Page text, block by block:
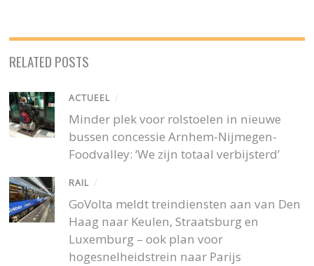
RELATED POSTS
ACTUEEL /
Minder plek voor rolstoelen in nieuwe
bussen concessie Arnhem-Nijmegen-
Foodvalley: ‘We zijn totaal verbijsterd’
RAIL /
GoVolta meldt treindiensten aan van Den
Haag naar Keulen, Straatsburg en
Luxemburg – ook plan voor
hogesnelheidstrein naar Parijs